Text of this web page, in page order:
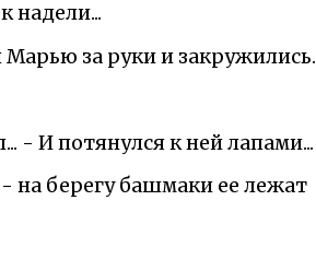
надели...
за руки и закружились.
- И потянулся к ней лапами...
на берегу башмаки ее лежат